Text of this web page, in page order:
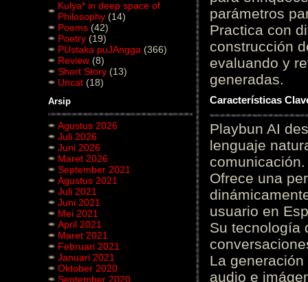
Kulya* in deep space of
Philosophy (14)
Poems (42)
Poetry (19)
PUstaka puJAngga (366)
Review (8)
Short Story (13)
Uncat (18)
Arsip
Agustus 2026
Juli 2026
Juni 2026
Maret 2026
September 2021
Agustus 2021
Juli 2021
Juni 2021
Mei 2021
April 2021
Maret 2021
Februari 2021
Januari 2021
Oktober 2020
September 2020
parámetros
Practica con
construcción
evaluando y
generadas.
Características
Playbun AI
lenguaje
comunicación.
Ofrece una
usuario en
Su tecnología
La
audio e